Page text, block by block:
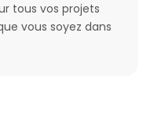
tous vos projets
vous soyez dans